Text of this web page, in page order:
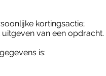
kortingsactie;
van een opdracht.
is: